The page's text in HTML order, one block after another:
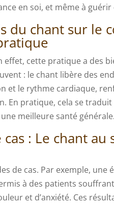
en soi, et même à
du chant sur le
cette pratique a des
: le chant libère des
et le rythme cardiaque,
En pratique, cela se
meilleure santé
: Le chant au
de cas. Par exemple, une
à des patients
et d’anxiété. Ces